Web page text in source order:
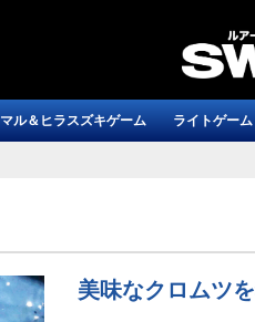
マル＆ヒラスズキゲーム ライトゲーム
美味なクロムツ